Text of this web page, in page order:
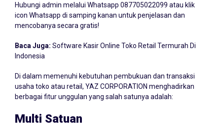
Hubungi admin melalui Whatsapp 087705022099 atau klik
icon Whatsapp di samping kanan untuk penjelasan dan
mencobanya secara gratis!
Baca Juga: Software Kasir Online Toko Retail Termurah Di
Indonesia
Di dalam memenuhi kebutuhan pembukuan dan transaksi
usaha toko atau retail, YAZ CORPORATION menghadirkan
berbagai fitur unggulan yang salah satunya adalah:
Multi Satuan